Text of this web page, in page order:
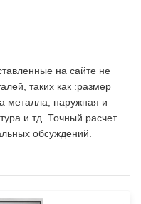
на сайте не
таких как :размер
металла, наружная и
и тд. Точный расчет
обсуждений.